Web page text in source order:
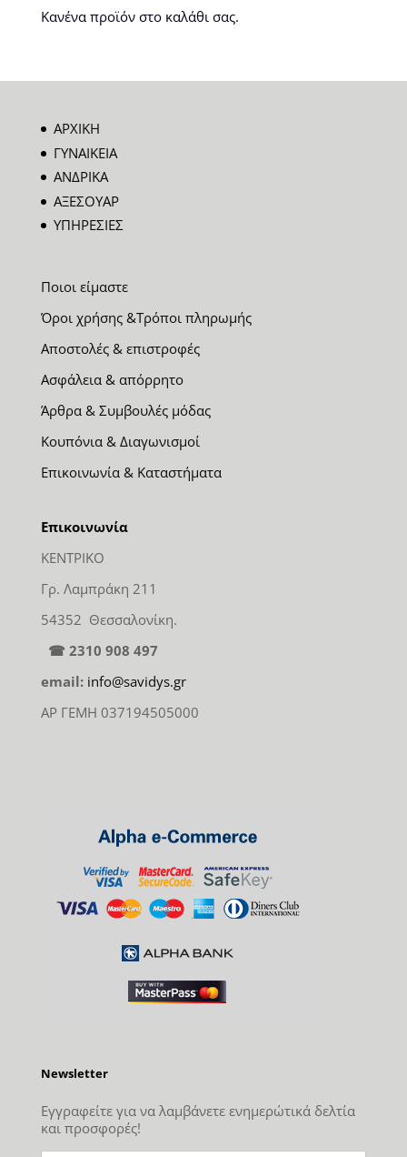
Κανένα προϊόν στο καλάθι σας.
ΑΡΧΙΚΗ
ΓΥΝΑΙΚΕΙΑ
ΑΝΔΡΙΚΑ
ΑΞΕΣΟΥΑΡ
ΥΠΗΡΕΣΙΕΣ
Ποιοι είμαστε
Όροι χρήσης &Τρόποι πληρωμής
Αποστολές & επιστροφές
Ασφάλεια & απόρρητο
Άρθρα & Συμβουλές μόδας
Κουπόνια & Διαγωνισμοί
Επικοινωνία & Καταστήματα
Επικοινωνία
ΚΕΝΤΡΙΚΟ
Γρ. Λαμπράκη 211
54352 Θεσσαλονίκη.
☎ 2310 908 497
email: info@savidys.gr
ΑΡ ΓΕΜΗ 037194505000
Newsletter
Εγγραφείτε για να λαμβάνετε ενημερώτικά δελτία
και προσφορές!